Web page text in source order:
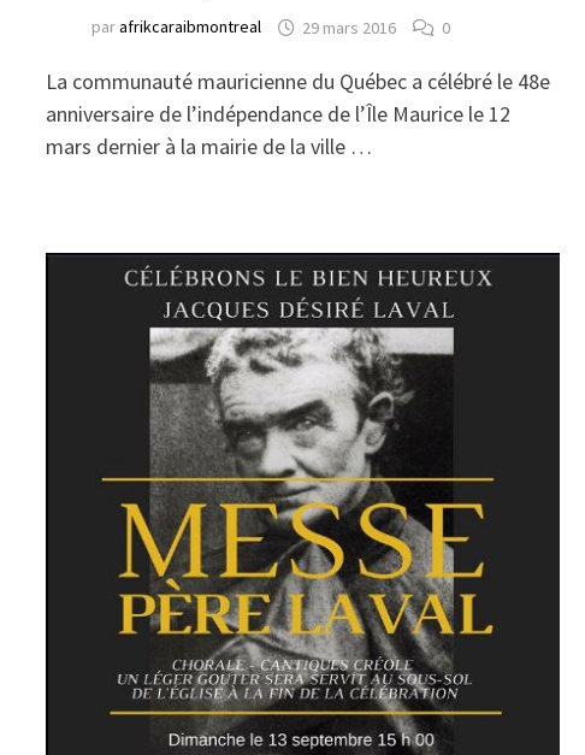
parafrikcaraibmontreal 29 mars 2016 0
La communauté mauricienne du Québec a célébré le 48e
anniversaire de l’indépendance de l’Île Maurice le 12
mars dernier à la mairie de la ville …